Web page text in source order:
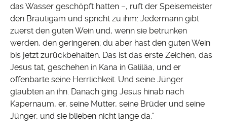
das Wasser geschöpft hatten –, ruft der Speisemeister
den Bräutigam und spricht zu ihm: Jedermann gibt
zuerst den guten Wein und, wenn sie betrunken
werden, den geringeren; du aber hast den guten Wein
bis jetzt zurückbehalten. Das ist das erste Zeichen, das
Jesus tat, geschehen in Kana in Galiläa, und er
offenbarte seine Herrlichkeit. Und seine Jünger
glaubten an ihn. Danach ging Jesus hinab nach
Kapernaum, er, seine Mutter, seine Brüder und seine
Jünger, und sie blieben nicht lange da.“